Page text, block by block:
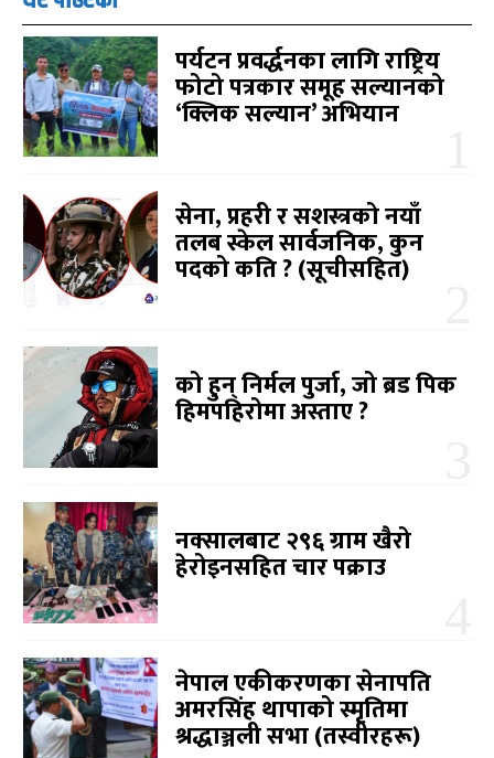
पर्यटन प्रवर्द्धनका लागि राष्ट्रिय
फोटो पत्रकार समूह सल्यानको
‘क्लिक सल्यान’ अभियान
सेना, प्रहरी र सशस्त्रको नयाँ
तलब स्केल सार्वजनिक, कुन
पदको कति ? (सूचीसहित)
को हुन् निर्मल पुर्जा, जो ब्रड पिक
हिमपहिरोमा अस्ताए ?
नक्सालबाट २९६ ग्राम खैरो
हेरोइनसहित चार पक्राउ
नेपाल एकीकरणका सेनापति
अमरसिंह थापाको स्मृतिमा
श्रद्धाञ्जली सभा (तस्वीरहरू)